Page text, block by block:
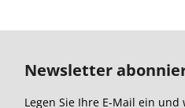
Newsletter
Legen Sie Ihre E-Mail ein und